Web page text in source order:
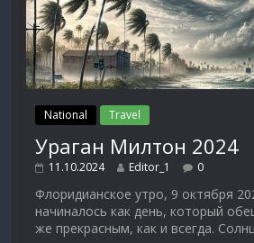
National Travel
Ураган Милтон 2024
11.10.2024 Editor_1 0
Флоридианское утро, 9 октября
начиналось как день, который
же прекрасным, как и всегда.